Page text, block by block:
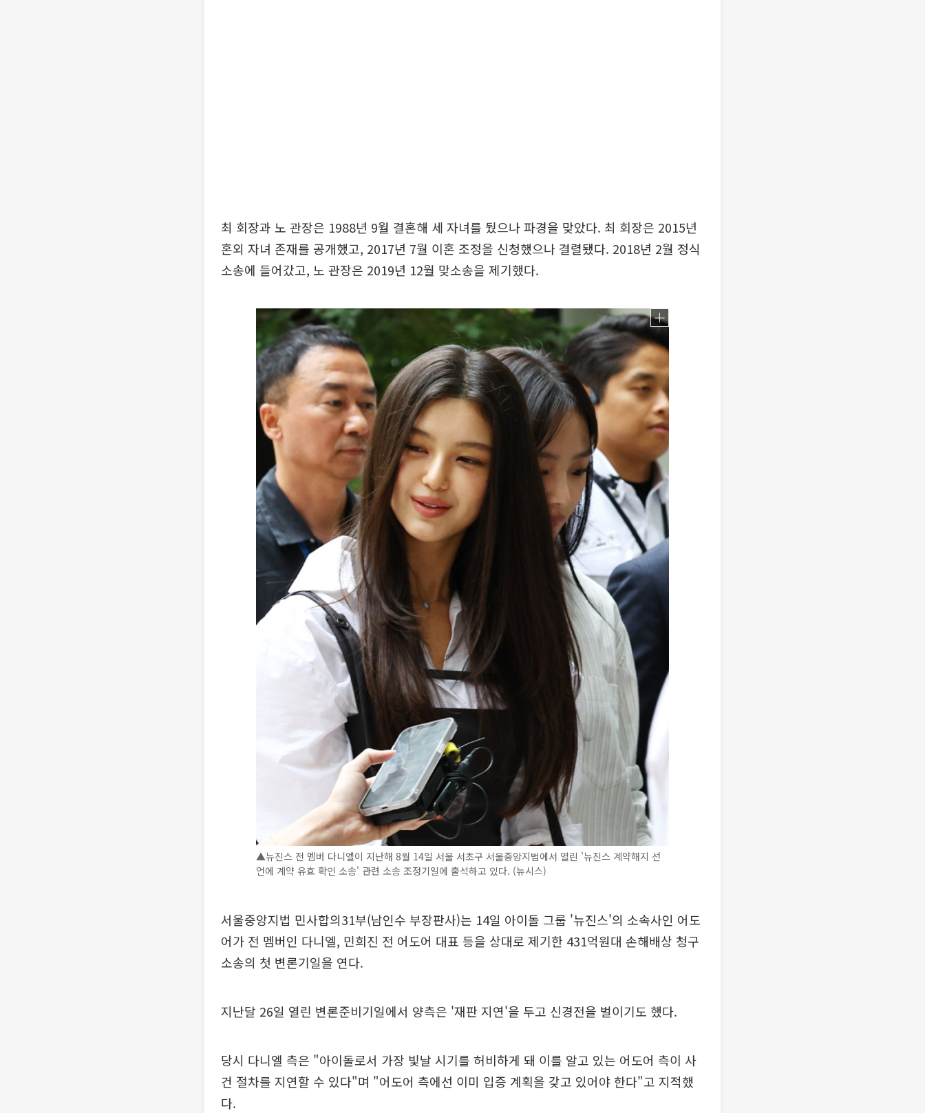
최 회장과 노 관장은 1988년 9월 결혼해 세 자녀를 뒀으나 파경을 맞았다. 최 회장은 2015년
혼외 자녀 존재를 공개했고, 2017년 7월 이혼 조정을 신청했으나 결렬됐다. 2018년 2월 정식
소송에 들어갔고, 노 관장은 2019년 12월 맞소송을 제기했다.
▲뉴진스 전 멤버 다니엘이 지난해 8월 14일 서울 서초구 서울중앙지법에서 열린 '뉴진스 계약해지 선
언에 계약 유효 확인 소송' 관련 소송 조정기일에 출석하고 있다. (뉴시스)
서울중앙지법 민사합의31부(남인수 부장판사)는 14일 아이돌 그룹 '뉴진스'의 소속사인 어도
어가 전 멤버인 다니엘, 민희진 전 어도어 대표 등을 상대로 제기한 431억원대 손해배상 청구
소송의 첫 변론기일을 연다.
지난달 26일 열린 변론준비기일에서 양측은 '재판 지연'을 두고 신경전을 벌이기도 했다.
당시 다니엘 측은 "아이돌로서 가장 빛날 시기를 허비하게 돼 이를 알고 있는 어도어 측이 사
건 절차를 지연할 수 있다"며 "어도어 측에선 이미 입증 계획을 갖고 있어야 한다"고 지적했
다.